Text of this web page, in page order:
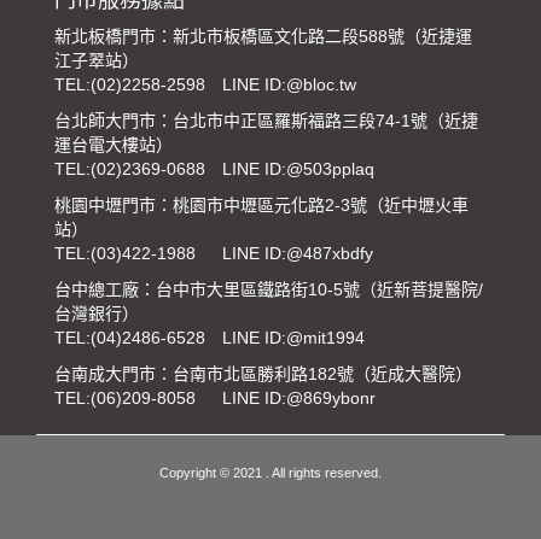
新北板橋門市：新北市板橋區文化路二段588號（近捷運
江子翠站）
TEL:(02)2258-2598
LINE ID:@bloc.tw
台北師大門市：台北市中正區羅斯福路三段74-1號（近捷
運台電大樓站）
TEL:(02)2369-0688
LINE ID:@503pplaq
桃園中壢門市：桃園市中壢區元化路2-3號（近中壢火車
站）
TEL:(03)422-1988
LINE ID:@487xbdfy
台中總工廠：台中市大里區鐵路街10-5號（近新菩提醫院/
台灣銀行）
TEL:(04)2486-6528
LINE ID:@mit1994
台南成大門市：台南市北區勝利路182號（近成大醫院）
TEL:(06)209-8058 LINE ID:@869ybonr
Copyright © 2021 . All rights reserved.